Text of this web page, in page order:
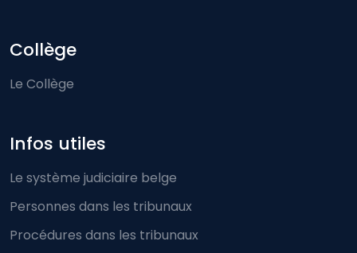
Collège
Le Collège
Infos utiles
Le système judiciaire belge
Personnes dans les tribunaux
Procédures dans les tribunaux